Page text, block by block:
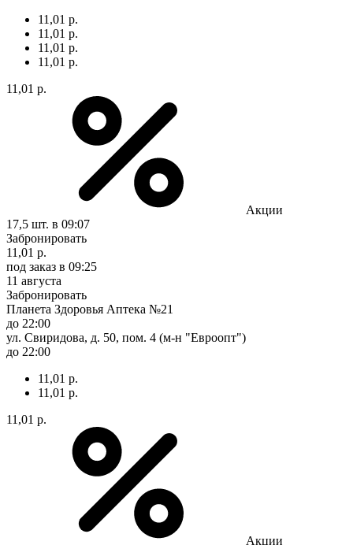
11,01 р.
11,01 р.
11,01 р.
11,01 р.
11,01 р.
Акции
17,5 шт. в 09:07
Забронировать
11,01 р.
под заказ в 09:25
11 августа
Забронировать
Планета Здоровья Аптека №21
до 22:00
ул. Свиридова, д. 50, пом. 4 (м-н "Евроопт")
до 22:00
11,01 р.
11,01 р.
11,01 р.
Акции